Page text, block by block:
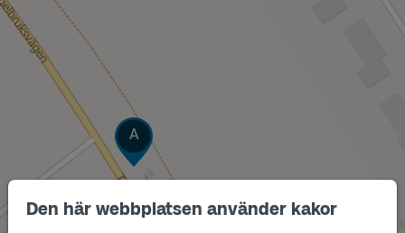
Den här webbplatsen använder kakor
Läge
A